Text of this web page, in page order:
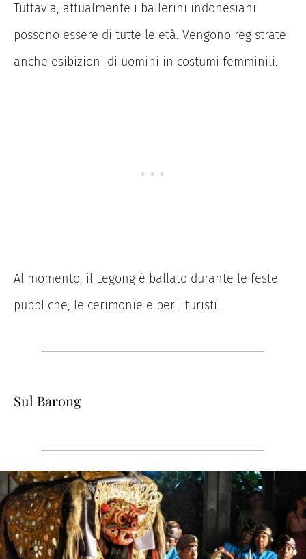
Tuttavia, attualmente i ballerini indonesiani
possono essere di tutte le età. Vengono registrate
anche esibizioni di uomini in costumi femminili.
Al momento, il Legong è ballato durante le feste
pubbliche, le cerimonie e per i turisti.
Sul Barong